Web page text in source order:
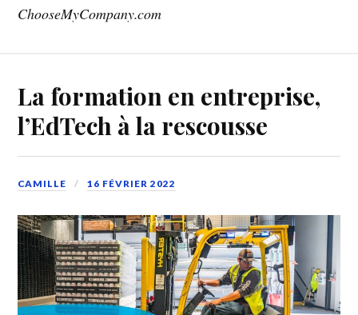
ChooseMyCompany.com
La formation en entreprise,
l’EdTech à la rescousse
CAMILLE 16 FÉVRIER 2022